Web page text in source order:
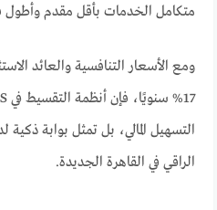
متكامل الخدمات بأقل مقدم وأطول
ومع الأسعار التنافسية والعائد
التسهيل المالي، بل تمثل بوابة ذكية
الراقي في القاهرة الجديدة.